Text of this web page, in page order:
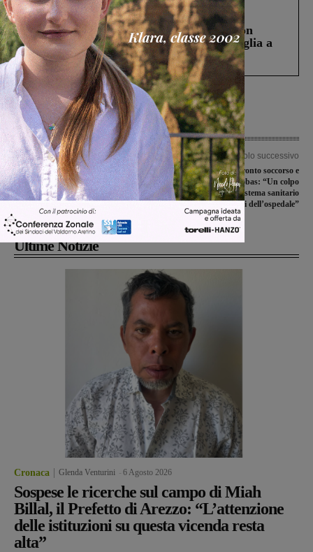
Cronaca 3 Agosto 2026
Scomparso da una struttura di Castiglion
Fiorentino l’uomo che aveva ucciso la figlia a
Levane nel 2020
Articolo precedente
Serristori, il Comitato: “Va evitata la
chiusura notturna del Pronto
Soccorso
Articolo successivo
Serristori, chiusura pronto soccorso e
subintensiva. I Cobas: “Un colpo
mortale all’intero sistema sanitario
della zona e alle sorti dell’ospedale”
Ultime Notizie
Cronaca Glenda Venturini 6 Agosto 2026
Sospese le ricerche sul campo di Miah
Billal, il Prefetto di Arezzo: “L’attenzione
delle istituzioni su questa vicenda resta
alta”